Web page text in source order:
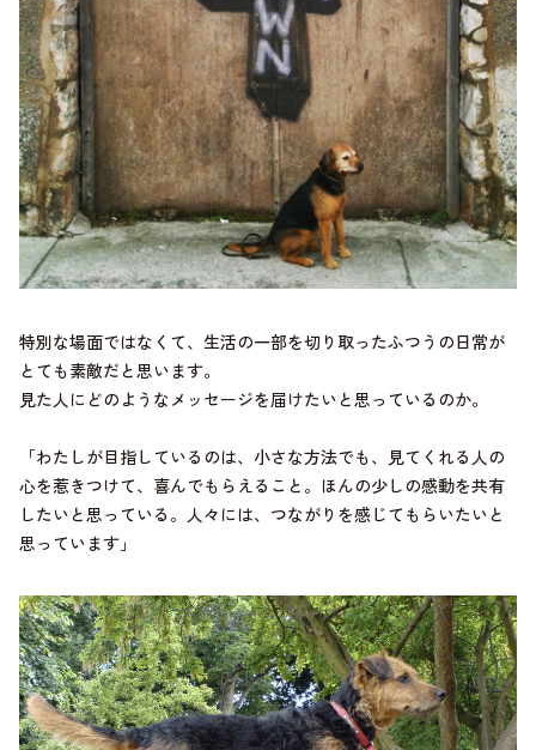
特別な場面ではなくて、生活の一部を切り取ったふつうの日常が
とても素敵だと思います。
見た人にどのようなメッセージを届けたいと思っているのか。
「わたしが目指しているのは、小さな方法でも、見てくれる人の
心を惹きつけて、喜んでもらえること。ほんの少しの感動を共有
したいと思っている。人々には、つながりを感じてもらいたいと
思っています」